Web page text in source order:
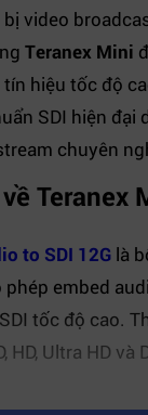
video
Teranex Mini
hiệu tốc độ
SDI hiện đại
chuyên
Teranex
to SDI 12G là
embed
tốc độ cao.
HD, Ultra HD và